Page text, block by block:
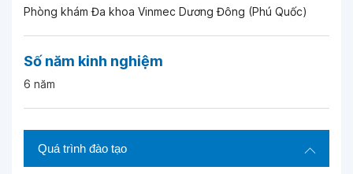
Phòng khám Đa khoa Vinmec Dương Đông (Phú Quốc)
Số năm kinh nghiệm
6 năm
Quá trình đào tạo